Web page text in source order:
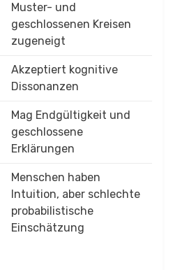
Muster- und
geschlossenen Kreisen
zugeneigt
Akzeptiert kognitive
Dissonanzen
Mag Endgültigkeit und
geschlossene
Erklärungen
Menschen haben
Intuition, aber schlechte
probabilistische
Einschätzung